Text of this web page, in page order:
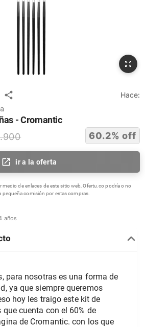
Hace:
- Cromantic
60.2% off
ir a la oferta
medio de enlaces de este sitio web, Ofertu.co podría o no
pequeña comisión por estas compras.
años
para nosotras es una forma de
ya que siempre queremos
hoy les traigo este kit de
cuenta con el 60% de
de Cromantic. con los que